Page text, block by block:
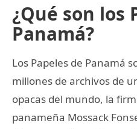
¿Qué son los
Panamá?
Los Papeles de Panamá
millones de archivos de
opacas del mundo, la
panameña Mossack